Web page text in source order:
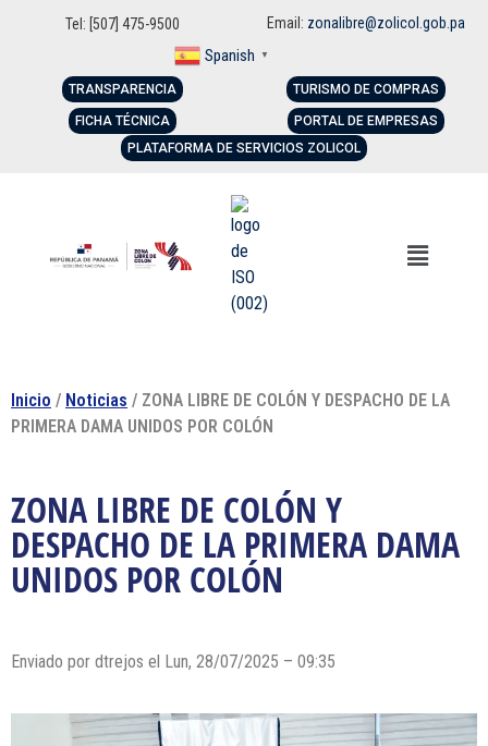
Tel: [507] 475-9500 Email: zonalibre@zolicol.gob.pa
Spanish ▼
TRANSPARENCIA
FICHA TÉCNICA
TURISMO DE COMPRAS
PORTAL DE EMPRESAS
PLATAFORMA DE SERVICIOS ZOLICOL
Inicio / Noticias / ZONA LIBRE DE COLÓN Y DESPACHO DE LA
PRIMERA DAMA UNIDOS POR COLÓN
ZONA LIBRE DE COLÓN Y
DESPACHO DE LA PRIMERA DAMA
UNIDOS POR COLÓN
Enviado por dtrejos el Lun, 28/07/2025 – 09:35